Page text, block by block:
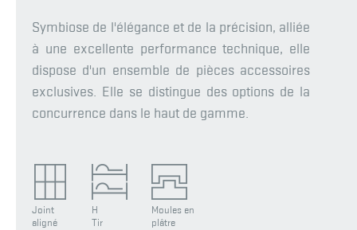
Symbiose de l'élégance et de la précision, alliée
à une excellente performance technique, elle
dispose d'un ensemble de pièces accessoires
exclusives. Elle se distingue des options de la
concurrence dans le haut de gamme.
Joint
aligné
H
Tir
Moules en
plâtre